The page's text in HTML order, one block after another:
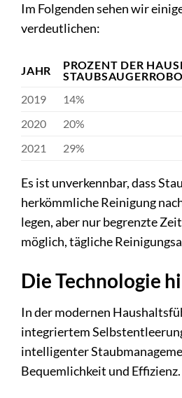
Im Folgenden sehen wir
verdeutlichen:
JAHR
PROZENT DER
2019
14%
2020
20%
2021
29%
Es ist unverkennbar, dass
herkömmliche Reinigung
legen, aber nur begrenzte
möglich, tägliche
Die Technologie
In der modernen
integriertem
intelligenter
Bequemlichkeit und Effizienz.